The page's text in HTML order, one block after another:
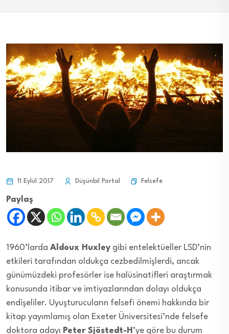
11 Eylül 2017 Düşünbil Portal Felsefe
Paylaş
1960’larda Aldoux Huxley gibi entelektüeller LSD’nin
etkileri tarafından oldukça cezbedilmişlerdi, ancak
günümüzdeki profesörler ise halüsinatifleri araştırmak
konusunda itibar ve imtiyazlarından dolayı oldukça
endişeliler. Uyuşturucuların felsefi önemi hakkında bir
kitap yayımlamış olan Exeter Üniversitesi’nde felsefe
doktora adayı Peter Sjöstedt-H ’ye göre bu durum